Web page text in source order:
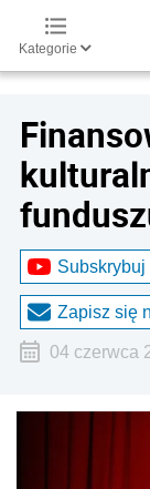
Kategorie
Subskrybuj
Zapisz się
04 czerwca